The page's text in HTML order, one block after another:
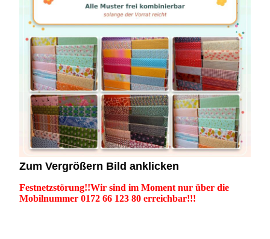
Zum Vergrößern Bild anklicken
Festnetzstörung!!Wir sind im Moment nur über die
Mobilnummer 0172 66 123 80 erreichbar!!!